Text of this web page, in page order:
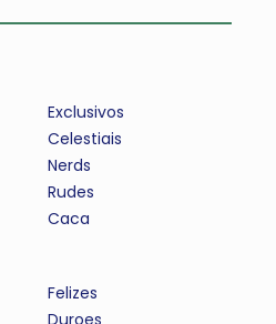
Exclusivos
Celestiais
Nerds
Rudes
Caca
Felizes
Duroes